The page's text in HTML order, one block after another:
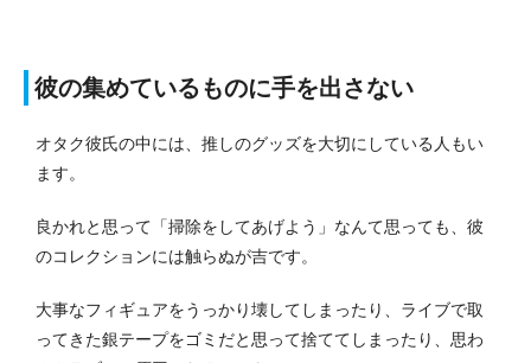
彼の集めているものに手を出さない
オタク彼氏の中には、推しのグッズを大切にしている人もい
ます。
良かれと思って「掃除をしてあげよう」なんて思っても、彼
のコレクションには触らぬが吉です。
大事なフィギュアをうっかり壊してしまったり、ライブで取
ってきた銀テープをゴミだと思って捨ててしまったり、思わ